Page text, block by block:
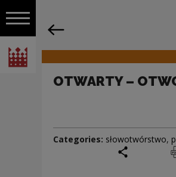
Open navigation
National Centre for Culture Poland
Navigation
OTWARTY –
Categories: słowotwórstwo,